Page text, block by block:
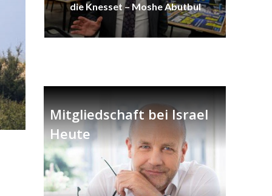
die Knesset – Moshe Abutbul
Mitgliedschaft bei Israel
Heute